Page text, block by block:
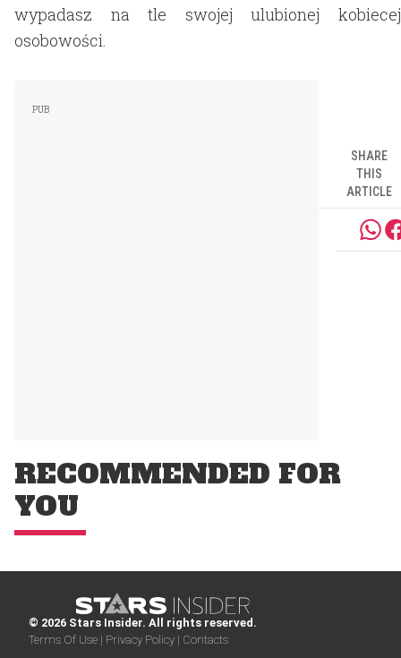
wypadasz na tle swojej ulubionej kobiecej
osobowości.
SHARE
THIS
ARTICLE
RECOMMENDED FOR
YOU
© 2026 Stars Insider. All rights reserved.
Terms Of Use | Privacy Policy | Contacts